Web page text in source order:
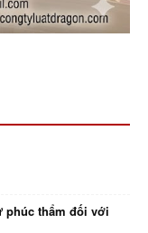
phúc thẩm đối với